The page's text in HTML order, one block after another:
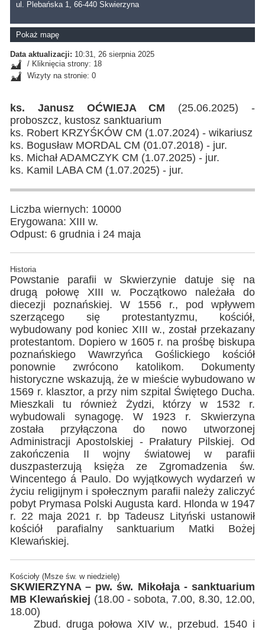
ul. Plebańska 1, 66-440 Skwierzyna
Pokaż mapę
Data aktualizacji: 10:31, 26 sierpnia 2025
/ Kliknięcia strony: 18
Wizyty na stronie: 0
ks. Janusz OĆWIEJA CM (25.06.2025) -
proboszcz, kustosz sanktuarium
ks. Robert KRZYŚKÓW CM (1.07.2024) - wikariusz
ks. Bogusław MORDAL CM (01.07.2018) - jur.
ks. Michał ADAMCZYK CM (1.07.2025) - jur.
ks. Kamil LABA CM (1.07.2025) - jur.
Liczba wiernych: 10000
Erygowana: XIII w.
Odpust: 6 grudnia i 24 maja
Historia
Powstanie parafii w Skwierzynie datuje się na
drugą połowę XIII w. Początkowo należała do
diecezji poznańskiej. W 1556 r., pod wpływem
szerzącego się protestantyzmu, kościół,
wybudowany pod koniec XIII w., został przekazany
protestantom. Dopiero w 1605 r. na prośbę biskupa
poznańskiego Wawrzyńca Goślickiego kościół
ponownie zwrócono katolikom. Dokumenty
historyczne wskazują, że w mieście wybudowano w
1569 r. klasztor, a przy nim szpital Świętego Ducha.
Mieszkali tu również Żydzi, którzy w 1532 r.
wybudowali synagogę. W 1923 r. Skwierzyna
została przyłączona do nowo utworzonej
Administracji Apostolskiej - Prałatury Pilskiej. Od
zakończenia II wojny światowej w parafii
duszpasterzują księża ze Zgromadzenia św.
Wincentego á Paulo. Do wyjątkowych wydarzeń w
życiu religijnym i społecznym parafii należy zaliczyć
pobyt Prymasa Polski Augusta kard. Hlonda w 1947
r. 22 maja 2021 r. bp Tadeusz Lityński ustanowił
kościół parafialny sanktuarium Matki Bożej
Klewańskiej.
Kościoły (Msze św. w niedzielę)
SKWIERZYNA – pw. św. Mikołaja - sanktuarium
MB Klewańskiej (18.00 - sobota, 7.00, 8.30, 12.00,
18.00)
Zbud. druga połowa XIV w., przebud. 1540 i